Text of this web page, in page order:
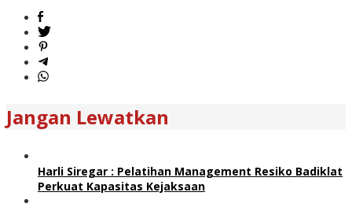
Jangan Lewatkan
Harli Siregar : Pelatihan Management Resiko Badiklat
Perkuat Kapasitas Kejaksaan